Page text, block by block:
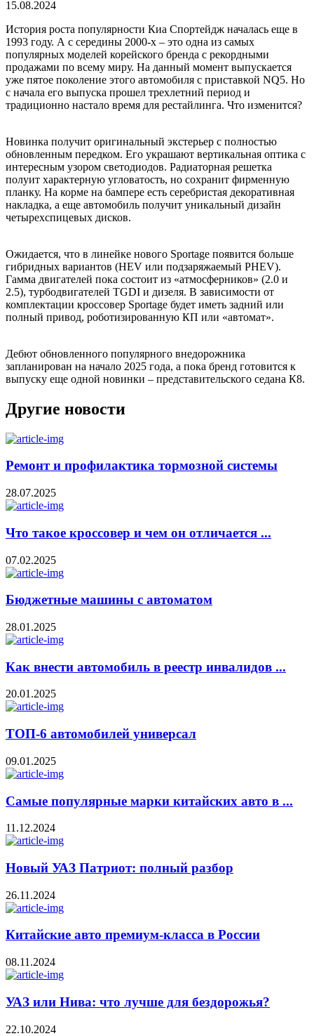
15.08.2024
История роста популярности Киа Спортейдж началась еще в
1993 году. А с середины 2000-х – это одна из самых
популярных моделей корейского бренда с рекордными
продажами по всему миру. На данный момент выпускается
уже пятое поколение этого автомобиля с приставкой NQ5. Но
с начала его выпуска прошел трехлетний период и
традиционно настало время для рестайлинга. Что изменится?
Новинка получит оригинальный экстерьер с полностью
обновленным передком. Его украшают вертикальная оптика с
интересным узором светодиодов. Радиаторная решетка
полуит характерную угловатость, но сохранит фирменную
планку. На корме на бампере есть серебристая декоративная
накладка, а еще автомобиль получит уникальный дизайн
четырехспицевых дисков.
Ожидается, что в линейке нового Sportage появится больше
гибридных вариантов (HEV или подзаряжаемый PHEV).
Гамма двигателей пока состоит из «атмосферников» (2.0 и
2.5), турбодвигателей TGDI и дизеля. В зависимости от
комплектации кроссовер Sportage будет иметь задний или
полный привод, роботизированную КП или «автомат».
Дебют обновленного популярного внедорожника
запланирован на начало 2025 года, а пока бренд готовится к
выпуску еще одной новинки – представительского седана К8.
Другие новости
Ремонт и профилактика тормозной системы
28.07.2025
Что такое кроссовер и чем он отличается ...
07.02.2025
Бюджетные машины с автоматом
28.01.2025
Как внести автомобиль в реестр инвалидов ...
20.01.2025
ТОП-6 автомобилей универсал
09.01.2025
Самые популярные марки китайских авто в ...
11.12.2024
Новый УАЗ Патриот: полный разбор
26.11.2024
Китайские авто премиум-класса в России
08.11.2024
УАЗ или Нива: что лучше для бездорожья?
22.10.2024